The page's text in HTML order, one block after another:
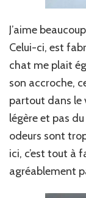
J’aime
Celui-ci, est
chat me plait
son accroche,
partout dans le
légère et pas
odeurs sont
ici, c’est tout à
agréablement